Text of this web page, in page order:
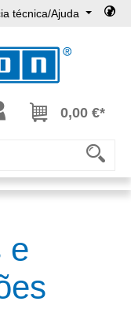
técnica/Ajuda
da lista de desejos
0,00 €*
e